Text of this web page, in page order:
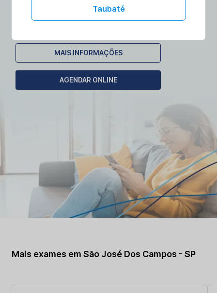
laboratórios no conforto da sua casa.
MAIS INFORMAÇÕES
AGENDAR ONLINE
Mais exames em São José Dos Campos - SP
Taubaté